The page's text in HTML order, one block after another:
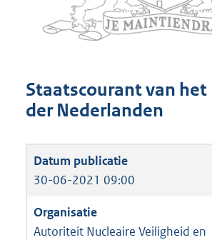
Staatscourant van
der Nederlanden
30-06-2021 09:00
Autoriteit Nucleaire Veiligheid en